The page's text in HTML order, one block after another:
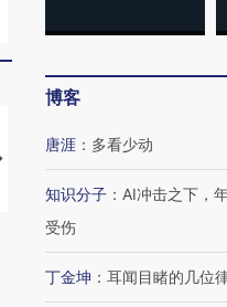
育部长
【推广】走进第四届链博
有意思的
博客
唐涯 ： 多看少动
知识分子 ： AI冲击之下，
受伤
丁金坤 ： 耳闻目睹的几位